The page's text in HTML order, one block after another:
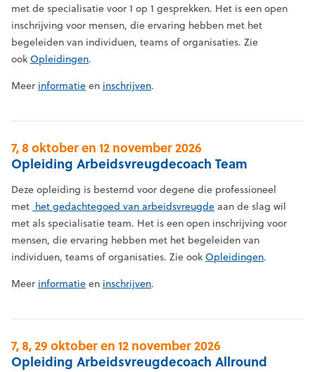
met de specialisatie voor 1 op 1 gesprekken. Het is een open
inschrijving voor mensen, die ervaring hebben met het
begeleiden van individuen, teams of organisaties. Zie
ook Opleidingen.
Meer informatie en inschrijven.
7, 8 oktober en 12 november 2026
Opleiding Arbeidsvreugdecoach Team
Deze opleiding is bestemd voor degene die professioneel
met het gedachtegoed van arbeidsvreugde aan de slag wil
met als specialisatie team. Het is een open inschrijving voor
mensen, die ervaring hebben met het begeleiden van
individuen, teams of organisaties. Zie ook Opleidingen.
Meer informatie en inschrijven.
7, 8, 29 oktober en 12 november 2026
Opleiding Arbeidsvreugdecoach Allround